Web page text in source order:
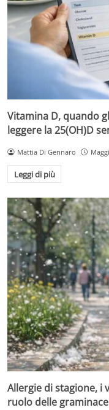
Vitamina D, quando
leggere la 25(OH)D
Mattia Di Gennaro
Leggi di più
Allergie di stagione, i
ruolo delle